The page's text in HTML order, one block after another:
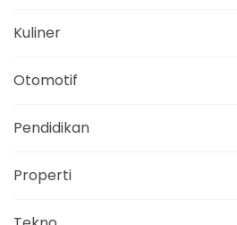
Kuliner
Otomotif
Pendidikan
Properti